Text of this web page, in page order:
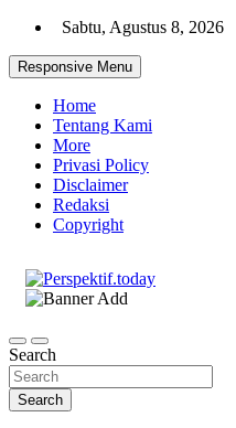
Skip
content
Sabtu, Agustus 8, 2026
Responsive Menu
Home
Tentang Kami
More
Privasi Policy
Disclaimer
Redaksi
Copyright
Search
Search